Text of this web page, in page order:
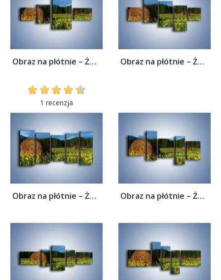
Obraz na płótnie – Żółte kwiatuszki na...
1 recenzja
Obraz na płótnie – Żółte kwiatuszki na...
Obraz na płótnie – Żółte kwiatuszki na... Obraz na płótnie – Żółte kwiatuszki na...